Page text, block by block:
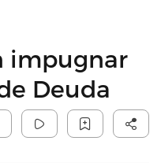
impugnar
Deuda